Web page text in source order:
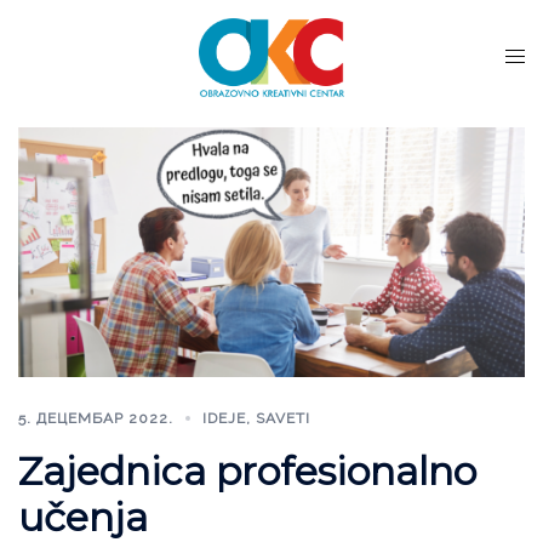
5. ДЕЦЕМБАР 2022. IDEJE, SAVETI
Zajednica profesionalno
učenja